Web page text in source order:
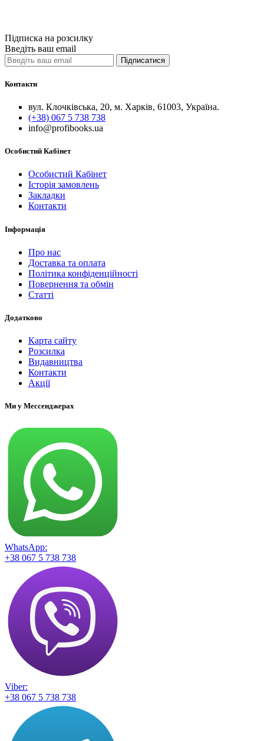
Підписка на розсилку
Введіть ваш email
Підписатися
Контакти
вул. Клочківська, 20, м. Харків, 61003, Україна.
(+38) 067 5 738 738
info@profibooks.ua
Особистий Кабінет
Особистий Кабінет
Історія замовлень
Закладки
Контакти
Інформація
Про нас
Доставка та оплата
Політика конфіденційності
Повернення та обмін
Статті
Додатково
Карта сайту
Розсилка
Видавництва
Контакти
Акції
Ми у Мессенджерах
WhatsApp:
+38 067 5 738 738
Viber:
+38 067 5 738 738